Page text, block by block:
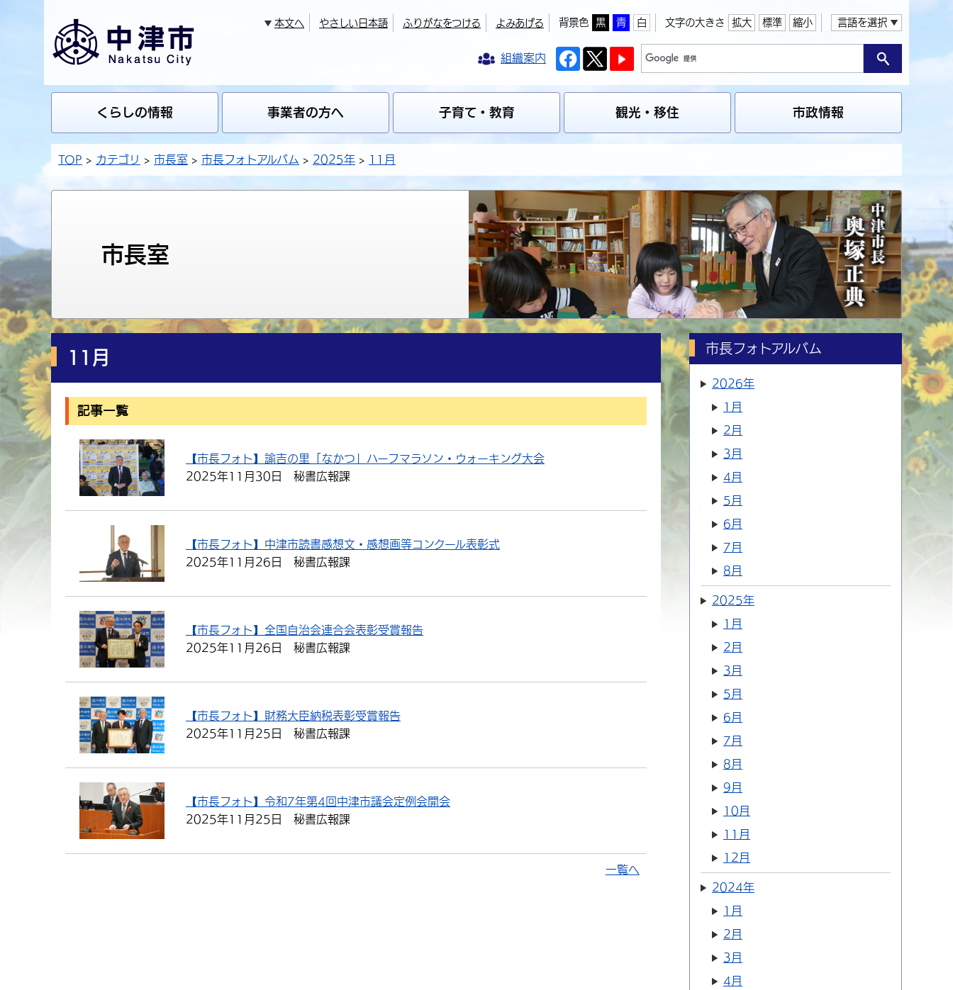
本文へ やさしい日本語 ふりがなをつける よみあげる 背景色 黒 青 白 文字の大きさ 拡大 標準 縮小 言語を選択
組織案内
くらしの情報 事業者の方へ 子育て・教育 観光・移住 市政情報
TOP カテゴリ 市長室 市長フォトアルバム 2025年 11月
市長室
11月
記事一覧
【市長フォト】諭吉の里「なかつ」ハーフマラソン・ウォーキング大会
2025年11月30日
秘書広報課
【市長フォト】中津市読書感想文・感想画等コンクール表彰式
2025年11月26日
秘書広報課
【市長フォト】全国自治会連合会表彰受賞報告
2025年11月26日
秘書広報課
【市長フォト】財務大臣納税表彰受賞報告
2025年11月25日
秘書広報課
【市長フォト】令和7年第4回中津市議会定例会開会
2025年11月25日
秘書広報課
一覧へ
市長フォトアルバム
2026年
1月
2月
3月
4月
5月
6月
7月
8月
2025年
1月
2月
3月
5月
6月
7月
8月
9月
10月
11月
12月
2024年
1月
2月
3月
4月